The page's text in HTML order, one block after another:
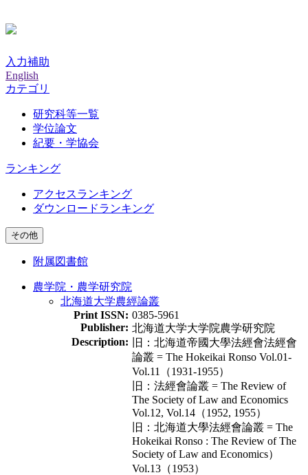
入力補助
English
カテゴリ
研究科等一覧
学位論文
紀要・学協会
ランキング
アクセスランキング
ダウンロードランキング
その他
附属図書館
農学院・農学研究院
北海道大学農經論叢
Print ISSN: 0385-5961
Publisher: 北海道大学大学院農学研究院
Description:
旧：北海道帝國大學法經會法經會
論叢 = The Hokeikai Ronso Vol.01-
Vol.11（1931-1955）
旧：法經會論叢 = The Review of
The Society of Law and Economics
Vol.12, Vol.14（1952, 1955）
旧：北海道大學法經會論叢 = The
Hokeikai Ronso : The Review of The
Society of Law and Economics）
Vol.13（1953）